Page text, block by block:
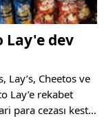
Lay'e dev
Lay’s, Cheetos ve
Lay’e rekabet
para cezası kesti.